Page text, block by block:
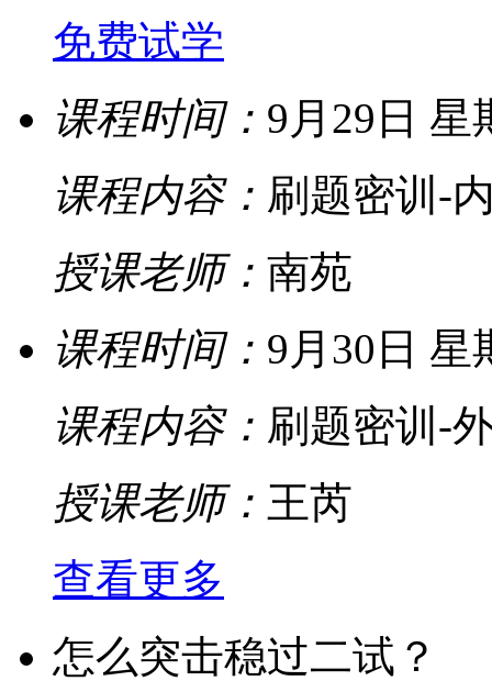
免费试学
课程时间： 9月29日 星
课程内容： 刷题密训-
授课老师： 南苑
课程时间： 9月30日 星
课程内容： 刷题密训-
授课老师： 王芮
查看更多
怎么突击稳过二试？